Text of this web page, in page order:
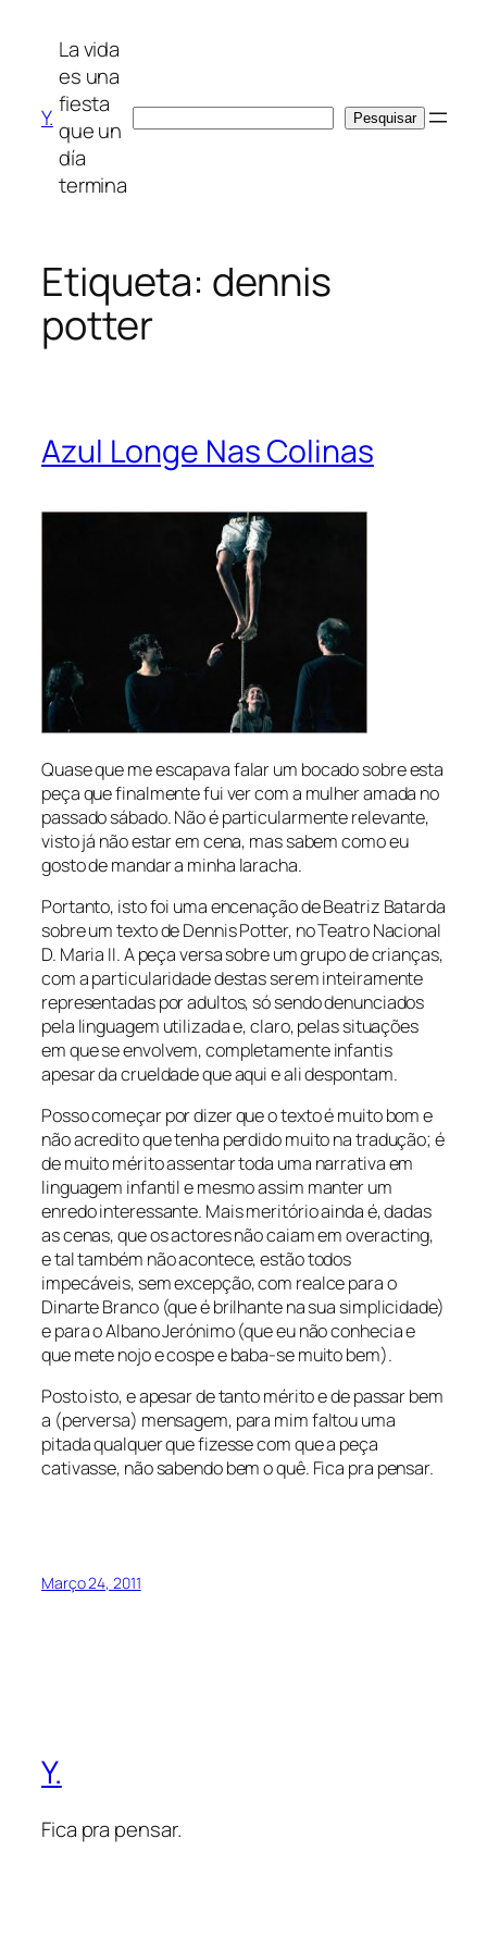
conteúdo
Y.
La vida
es una
fiesta
que un
día
termina
Pesquisar
Etiqueta: dennis
potter
Azul Longe Nas Colinas
Quase que me escapava falar um bocado sobre esta
peça que finalmente fui ver com a mulher amada no
passado sábado. Não é particularmente relevante,
visto já não estar em cena, mas sabem como eu
gosto de mandar a minha laracha.
Portanto, isto foi uma encenação de Beatriz Batarda
sobre um texto de Dennis Potter, no Teatro Nacional
D. Maria II. A peça versa sobre um grupo de crianças,
com a particularidade destas serem inteiramente
representadas por adultos, só sendo denunciados
pela linguagem utilizada e, claro, pelas situações
em que se envolvem, completamente infantis
apesar da crueldade que aqui e ali despontam.
Posso começar por dizer que o texto é muito bom e
não acredito que tenha perdido muito na tradução; é
de muito mérito assentar toda uma narrativa em
linguagem infantil e mesmo assim manter um
enredo interessante. Mais meritório ainda é, dadas
as cenas, que os actores não caiam emoveracting,
e tal também não acontece, estão todos
impecáveis, sem excepção, com realce para o
Dinarte Branco (que é brilhante na sua simplicidade)
e para o Albano Jerónimo (que eu não conhecia e
que mete nojo e cospe e baba-se muito bem).
Posto isto, e apesar de tanto mérito e de passar bem
a (perversa) mensagem, para mim faltou uma
pitada qualquer que fizesse com que a peça
cativasse, não sabendo bem o quê. Fica pra pensar.
Março 24, 2011
Y.
Fica pra pensar.